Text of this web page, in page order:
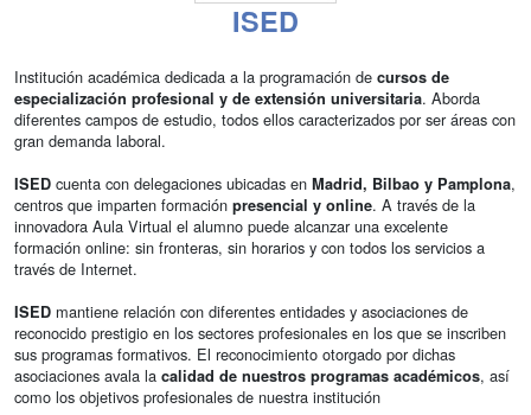
ISED
Institución académica dedicada a la programación de cursos de
especialización profesional y de extensión universitaria. Aborda
diferentes campos de estudio, todos ellos caracterizados por ser áreas con
gran demanda laboral.
ISED cuenta con delegaciones ubicadas en Madrid, Bilbao y Pamplona,
centros que imparten formación presencial y online. A través de la
innovadora Aula Virtual el alumno puede alcanzar una excelente
formación online: sin fronteras, sin horarios y con todos los servicios a
través de Internet.
ISED mantiene relación con diferentes entidades y asociaciones de
reconocido prestigio en los sectores profesionales en los que se inscriben
sus programas formativos. El reconocimiento otorgado por dichas
asociaciones avala la calidad de nuestros programas académicos, así
como los objetivos profesionales de nuestra institución